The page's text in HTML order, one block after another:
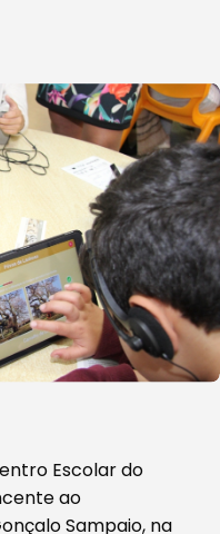
Escolar do
ao
Sampaio, na